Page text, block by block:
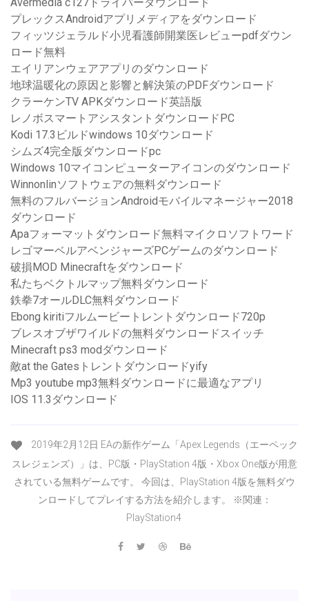
Avermedia c127ドライバーダウンロード
プレックスAndroidアプリメディアをダウンロード
フィッツジェラルド小児看護師開業医レビューpdfダウン
ロード無料
エイリアンウェアアプリのダウンロード
地球温暖化の原因と影響と解決策のPDFダウンロード
クラーケンTV APKダウンロード英語版
レノボスマートアシスタントダウンロードPC
Kodi 17.3ビルドwindows 10ダウンロード
シムズ4完全版ダウンロードpc
Windows 10マイコンピューターアイコンのダウンロード
Winnonlinソフトウェアの無料ダウンロード
無料のフルバージョンAndroidモバイルマネージャー2018
ダウンロード
Apaフォーマットダウンロード無料マイクロソフトワード
レゴマーベルアベンジャーズPCゲームのダウンロード
破損MOD Minecraftをダウンロード
私たちベクトルマップ無料ダウンロード
鉄拳7オールDLC無料ダウンロード
Ebong kiritiフルムービートレントダウンロード720p
ブレスオブザワイルドの無料ダウンロードスイッチ
Minecraft ps3 modダウンロード
敵at the Gatesトレントダウンロードyify
Mp3 youtube mp3無料ダウンロードに最適なアプリ
IOS 11.3ダウンロード
2019年2月12日 EAの新作ゲーム「Apex Legends（エーペック
スレジェンズ）」は、PC版・PlayStation 4版・Xbox One版が用意
されている無料ゲームです。 今回は、PlayStation 4版を無料ダウ
ンロードしてプレイする方法を紹介します。 ※関連：
PlayStation4